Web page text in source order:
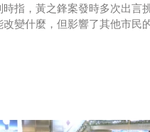
指，黃之鋒案發時多次出
變什麼，但影響了其他市民